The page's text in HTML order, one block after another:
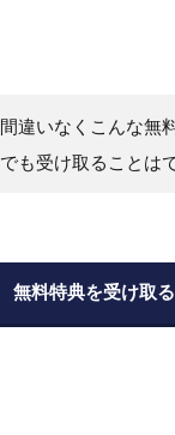
間違いなくこんな無
でも受け取ることは
無料特典を受け取る